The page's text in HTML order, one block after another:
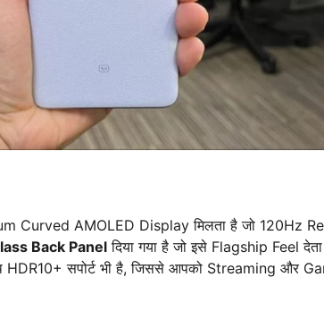
Curved AMOLED Display मिलता है जो 120Hz
Back Panel दिया गया है जो इसे Flagship Feel
सपोर्ट भी है, जिससे आपको Streaming और